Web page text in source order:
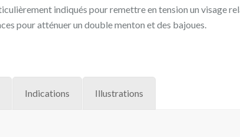
indiqués pour remettre en tension un visage
pour atténuer un double menton et des bajoues.
Indications Illustrations